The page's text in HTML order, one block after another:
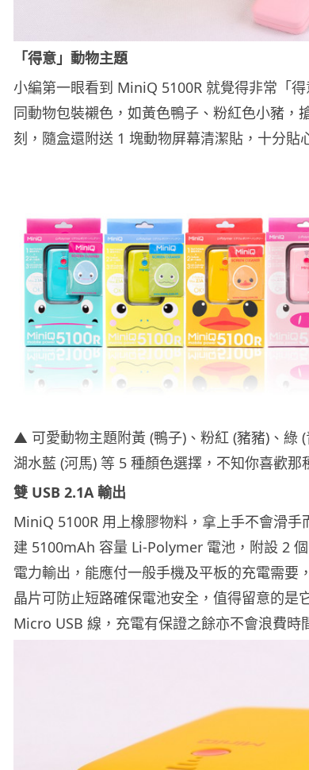
「得意」動物主題
小編第一眼看到 MiniQ 5100R 就覺得非常「
同動物包裝襯色，如黃色鴨子、粉紅色小豬，
刻，隨盒還附送 1 塊動物屏幕清潔貼，十分貼
▲ 可愛動物主題附黃 (鴨子)、粉紅 (豬豬)、綠
湖水藍 (河馬) 等 5 種顏色選擇，不知你喜歡那
雙 USB 2.1A 輸出
MiniQ 5100R 用上橡膠物料，拿上手不會滑手
建 5100mAh 容量 Li-Polymer 電池，附設 2
電力輸出，能應付一般手機及平板的充電需要
晶片可防止短路確保電池安全，值得留意的是
Micro USB 線，充電有保證之餘亦不會浪費時